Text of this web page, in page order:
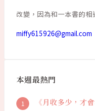
改變，因為和一本書的相
miffy615926@gmail.com
本週最熱門
《月收多少，才